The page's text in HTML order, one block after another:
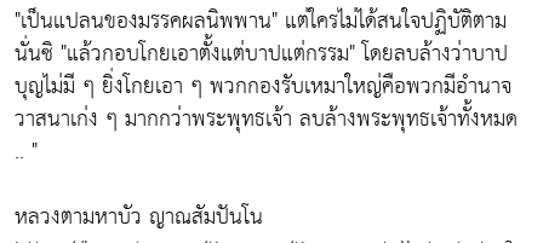
"เป็นแปลนของมรรคผลนิพพาน" แต่ใครไม่ได้สนใจปฏิบัติตาม
นั่นซิ "แล้วกอบโกยเอาตั้งแต่บาปแต่กรรม" โดยลบล้างว่าบาป
บุญไม่มี ๆ ยิ่งโกยเอา ๆ พวกกองรับเหมาใหญ่คือพวกมีอำนาจ
วาสนาเก่ง ๆ มากกว่าพระพุทธเจ้า ลบล้างพระพุทธเจ้าทั้งหมด
.. "
หลวงตามหาบัว ญาณสัมปันโน